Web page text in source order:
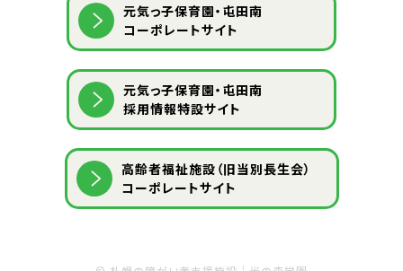
元気っ子保育園・屯田南
コーポレートサイト
元気っ子保育園・屯田南
採用情報特設サイト
⾼齢者福祉施設（旧当別⻑⽣会）
コーポレートサイト